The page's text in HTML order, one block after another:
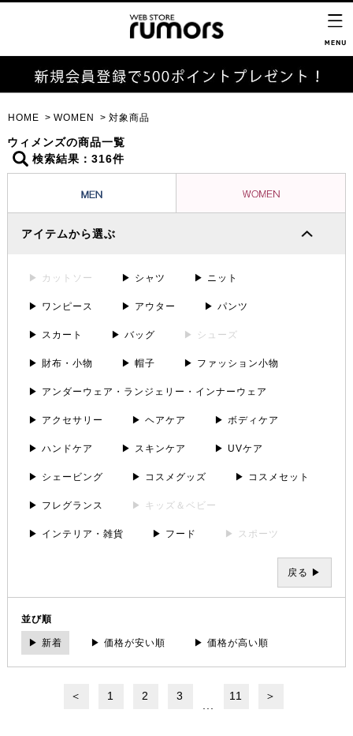
HOME WOMEN 対象商品
ウィメンズの商品一覧
検索結果：316件
アイテムから選ぶ
▶ カットソー ▶ シャツ ▶ ニット
▶ ワンピース ▶ アウター ▶ パンツ
▶ スカート ▶ バッグ ▶ シューズ
▶ 財布・小物 ▶ 帽子 ▶ ファッション小物
▶ アンダーウェア・ランジェリー・インナーウェア
▶ アクセサリー ▶ ヘアケア ▶ ボディケア
▶ ハンドケア ▶ スキンケア ▶ UVケア
▶ シェービング ▶ コスメグッズ ▶ コスメセット
▶ フレグランス ▶ キッズ＆ベビー
▶ インテリア・雑貨 ▶ フード ▶ スポーツ
戻る ▶
並び順
▶ 新着 ▶ 価格が安い順 ▶ 価格が高い順
＜ 1 2 3 11 ＞